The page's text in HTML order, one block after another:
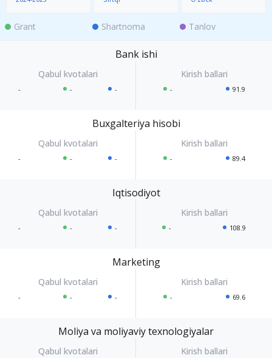
Grant Shartnoma Tanlov
Bank ishi
- - - - 91.9
Buxgalteriya hisobi
- - - - 89.4
Iqtisodiyot
- - - - 108.9
Marketing
- - - - 69.6
Moliya va moliyaviy texnologiyalar